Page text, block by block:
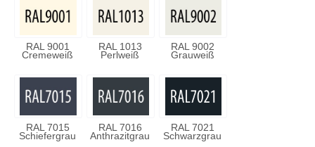
RAL 9001
Cremeweiß
RAL 1013
Perlweiß
RAL 9002
Grauweiß
RAL 7015
Schiefergrau
RAL 7016
Anthrazitgrau
RAL 7021
Schwarzgrau